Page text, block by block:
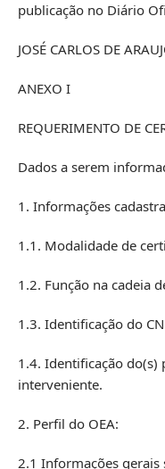
publicação no Diário
JOSÉ CARLOS DE
ANEXO I
REQUERIMENTO DE
Dados a serem
1. Informações
1.1. Modalidade de
1.2. Função na cadeia
1.3. Identificação do
1.4. Identificação
interveniente.
2. Perfil do OEA:
2.1 Informações gerais